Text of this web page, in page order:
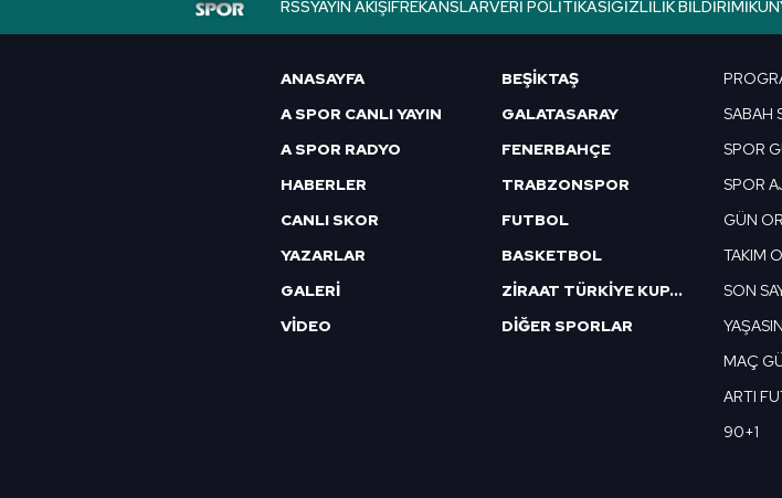
6698 sayılı Kişisel Verilerin Korunması Kanunu uyarınca
RSSYAYIN AKIŞIFREKANSLARVERI POLITIKASIGIZLILIK BILDIRIMI
ANASAYFA
A SPOR CANLI YAYIN
A SPOR RADYO
HABERLER
CANLI SKOR
YAZARLAR
GALERİ
VİDEO
BEŞİKTAŞ
GALATASARAY
FENERBAHÇE
TRABZONSPOR
FUTBOL
BASKETBOL
ZİRAAT TÜRKİYE KUPASI
DİĞER SPORLAR
SABAH
SPOR
SPOR
GÜN
TAKIM
SON
MAÇ
ARTI
90+1